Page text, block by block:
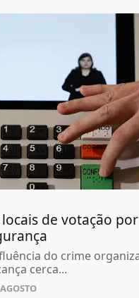
locais de votação por
do crime
cerca...